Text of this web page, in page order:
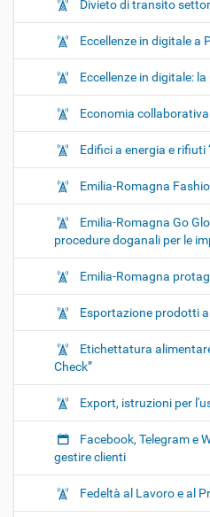
Divieto di transito
Eccellenze in digitale a
Eccellenze in digitale:
Economia collaborativa
Edifici a energia e rifiuti
Emilia-Romagna
Emilia-Romagna Go
procedure doganali per le
Emilia-Romagna
Esportazione prodotti
Etichettatura
Check”
Export, istruzioni per
Facebook, Telegram e
gestire clienti
Fedeltà al Lavoro e al